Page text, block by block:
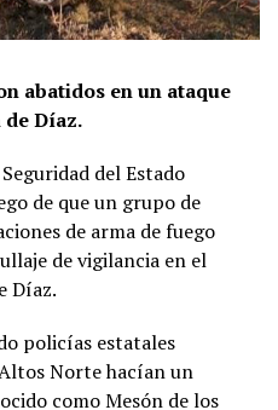
abatidos en un ataque
Díaz.
del Estado
de que un grupo de
de arma de fuego
de vigilancia en el
Díaz.
policías estatales
Norte hacían un
como Mesón de los